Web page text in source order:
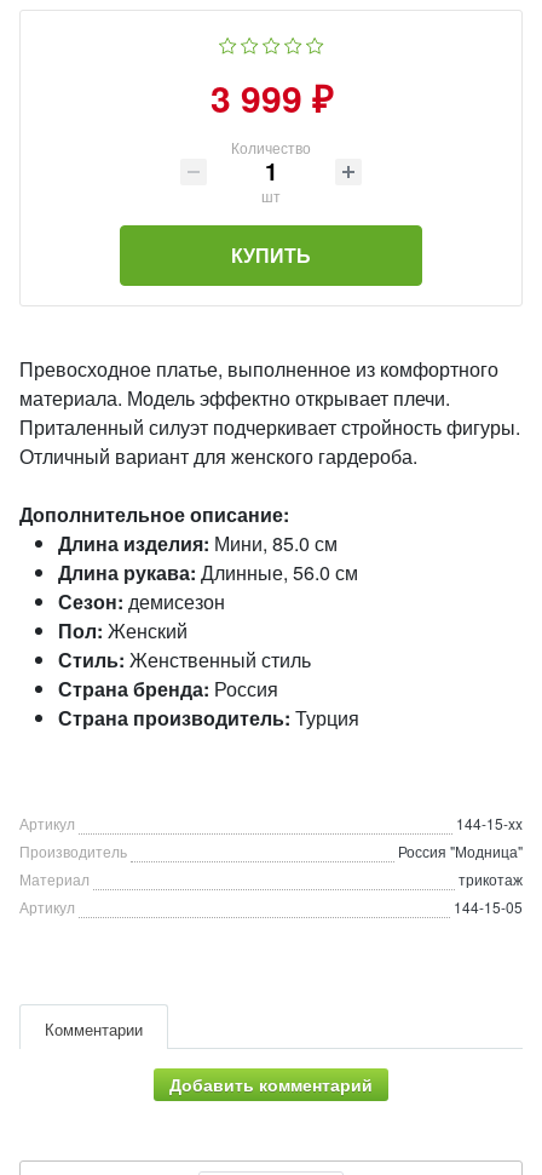
3 999 ₽
Количество
шт
КУПИТЬ
Превосходное платье, выполненное из комфортного
материала. Модель эффектно открывает плечи.
Приталенный силуэт подчеркивает стройность фигуры.
Отличный вариант для женского гардероба.
Дополнительное описание:
Длина изделия: Мини, 85.0 см
Длина рукава: Длинные, 56.0 см
Сезон: демисезон
Пол: Женский
Стиль: Женственный стиль
Страна бренда: Россия
Страна производитель: Турция
Артикул
144-15-xx
Производитель
Россия "Модница"
Материал
трикотаж
Артикул
144-15-05
Комментарии
Добавить комментарий